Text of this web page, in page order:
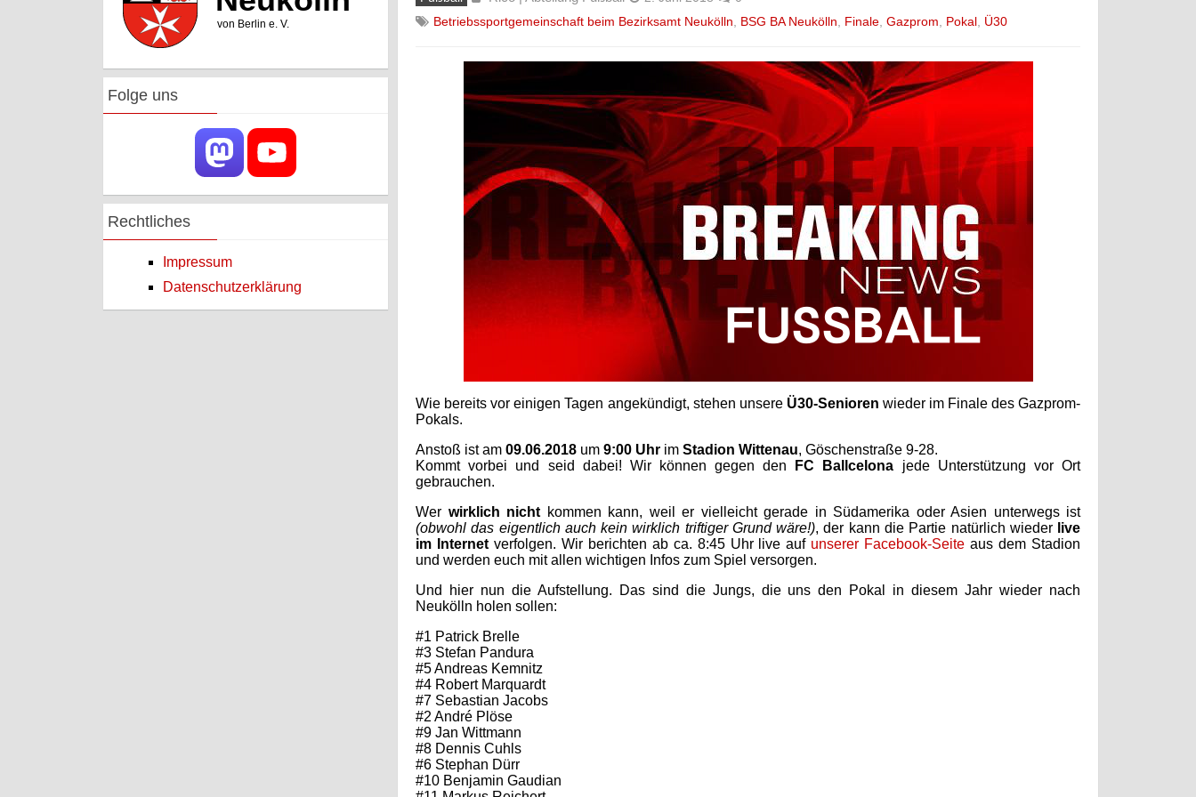
Betriebssportgemeinschaft beim Bezirksamt Neukölln
BSG BA Neukölln Finale ,Gazprom Pokal Ü30
Wie bereits vor einigen Tagen angekündigt, stehen unsere Ü30-Senioren wieder im Finale des Gazprom-
Pokals.
Anstoß ist am09.06.2018 um9:00 Uhr imStadion Wittenau, Göschenstraße 9-28.
Kommt vorbei und seid dabei! Wir können gegen den
FC Ballcelona jede Unterstützung vor Ort
gebrauchen.
Wer wirklich nicht kommen kann, weil er vielleicht gerade in Südamerika oder Asien unterwegs ist
(obwohl das eigentlich auch kein wirklich triftiger Grund wäre!), der kann die Partie natürlich wieder live
im Internetverfolgen. Wir berichten ab ca. 8:45 Uhr live auf unserer Facebook-Seite aus dem Stadion
und werden euch mit allen wichtigen Infos zum Spiel versorgen.
Und hier nun die Aufstellung. Das sind die Jungs, die uns den Pokal in diesem Jahr wieder nach
Neukölln holen sollen:
#1 Patrick Brelle
#3 Stefan Pandura
#5 Andreas Kemnitz
#4 Robert Marquardt
#7 Sebastian Jacobs
#2 André Plöse
#9 Jan Wittmann
#8 Dennis Cuhls
#6 Stephan Dürr
#10 Benjamin Gaudian
Folge uns
Rechtliches
Impressum
Datenschutzerklärung